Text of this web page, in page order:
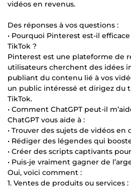
vidéos en revenus.
Des réponses à vos questions :
• Pourquoi Pinterest est-il
TikTok ?
Pinterest est une plateforme de
utilisateurs cherchent des idées
publiant du contenu lié à vos
un public intéressé et dirigez du
TikTok.
• Comment ChatGPT peut-il
ChatGPT vous aide à :
• Trouver des sujets de vidéos en
• Rédiger des légendes qui
• Créer des scripts captivants
• Puis-je vraiment gagner de
Oui, voici comment :
1. Ventes de produits ou services